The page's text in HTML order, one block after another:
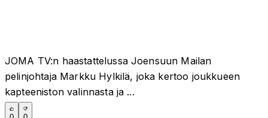
JOMA TV:n haastattelussa Joensuun Mailan
pelinjohtaja Markku Hylkilä, joka kertoo joukkueen
kapteeniston valinnasta ja ...